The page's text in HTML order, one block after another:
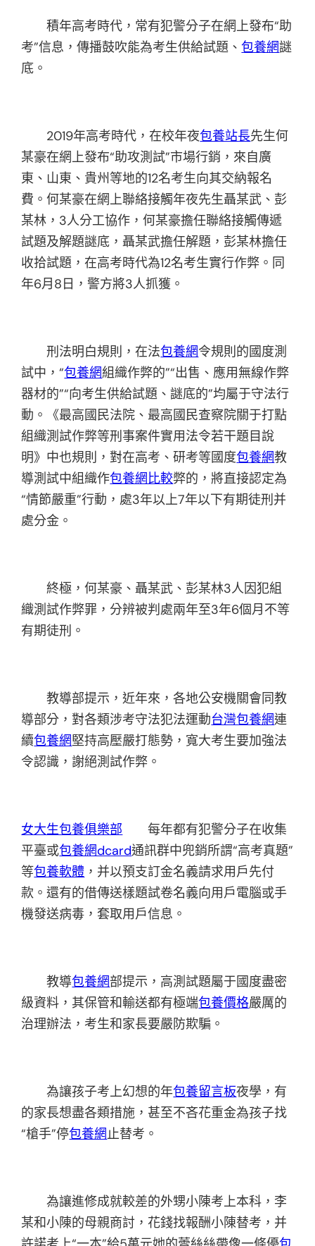
積年高考時代，常有犯警分子在網上發布“助
考”信息，傳播鼓吹能為考生供給試題、包養網謎
底。
2019年高考時代，在校年夜包養站長先生何
某豪在網上發布“助攻測試”市場行銷，來自廣
東、山東、貴州等地的12名考生向其交納報名
費。何某豪在網上聯絡接觸年夜先生聶某武、彭
某林，3人分工協作，何某豪擔任聯絡接觸傳遞
試題及解題謎底，聶某武擔任解題，彭某林擔任
收拾試題，在高考時代為12名考生實行作弊。同
年6月8日，警方將3人抓獲。
刑法明白規則，在法包養網令規則的國度測
試中，“包養網組織作弊的”“出售、應用無線作弊
器材的”“向考生供給試題、謎底的”均屬于守法行
動。《最高國民法院、最高國民查察院關于打點
組織測試作弊等刑事案件實用法令若干題目說
明》中也規則，對在高考、研考等國度包養網教
導測試中組織作包養網比較弊的，將直接認定為
“情節嚴重”行動，處3年以上7年以下有期徒刑并
處分金。
終極，何某豪、聶某武、彭某林3人因犯組
織測試作弊罪，分辨被判處兩年至3年6個月不等
有期徒刑。
教導部提示，近年來，各地公安機關會同教
導部分，對各類涉考守法犯法運動台灣包養網連
續包養網堅持高壓嚴打態勢，寬大考生要加強法
令認識，謝絕測試作弊。
女大生包養俱樂部 每年都有犯警分子在收集
平臺或包養網dcard通訊群中兜銷所謂“高考真題”
等包養軟體 ，并以預支訂金名義請求用戶先付
款。還有的借傳送樣題試卷名義向用戶電腦或手
機發送病毒，套取用戶信息。
教導包養網部提示，高測試題屬于國度盡密
級資料，其保管和輸送都有極端包養價格嚴厲的
治理辦法，考生和家長要嚴防欺騙。
為讓孩子考上幻想的年包養留言板夜學，有
的家長想盡各類措施，甚至不吝花重金為孩子找
“槍手”停包養網止替考。
為讓進修成就較差的外甥小陳考上本科，李
某和小陳的母親商討，花錢找報酬小陳替考，并